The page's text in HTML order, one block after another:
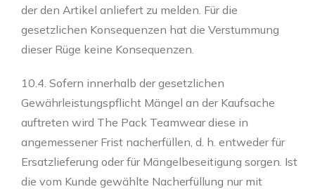
der den Artikel anliefert zu melden. Für die
gesetzlichen Konsequenzen hat die Verstummung
dieser Rüge keine Konsequenzen.
10.4. Sofern innerhalb der gesetzlichen
Gewährleistungspflicht Mängel an der Kaufsache
auftreten wird The Pack Teamwear diese in
angemessener Frist nacherfüllen, d. h. entweder für
Ersatzlieferung oder für Mängelbeseitigung sorgen. Ist
die vom Kunde gewählte Nacherfüllung nur mit